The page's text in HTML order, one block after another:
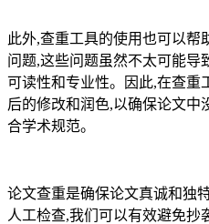
此外,查重工具的使用也可以帮
问题,这些问题虽然不太可能导
可读性和专业性。因此,在查重
后的修改和润色,以确保论文中
合学术规范。
论文查重是确保论文真诚和独
人工检查,我们可以有效避免抄